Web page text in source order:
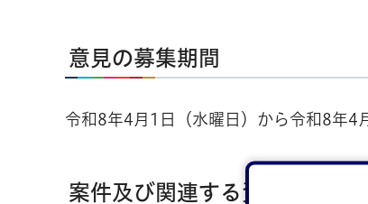
意見の募集期間
令和8年4月1日（水曜日）から令和8年4
案件及び関連する資料